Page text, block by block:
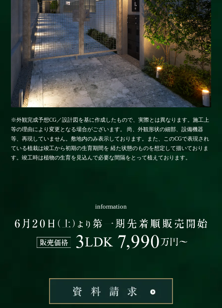
※外観完成予想CG／設計図を基に作成したもので、実際とは異なります。施工上
等の理由により変更となる場合がございます。
尚、外観形状の細部、設備機器
等、再現していません。敷地内のみ表示しております。また、このCGで表現され
ている植栽は竣工から初期の生育期間を 経た状態のものを想定して描いておりま
す。竣工時は植物の生育を見込んで必要な間隔をとって植えております。
information